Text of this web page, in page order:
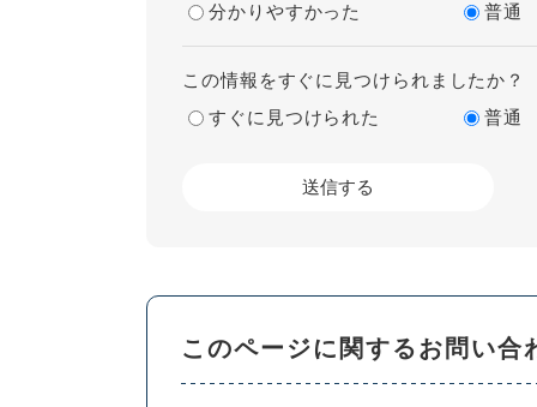
分かりやすかった
普通
この情報をすぐに見つけられましたか？
すぐに見つけられた
普通
このページに関するお問い合